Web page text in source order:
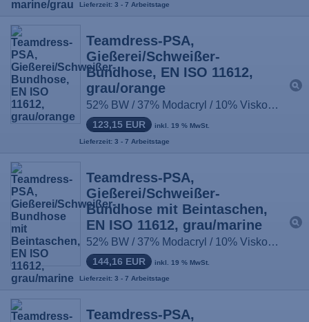
Lieferzeit: 3 - 7 Arbeitstage
Teamdress-PSA,
Gießerei/Schweißer-
Bundhose, EN ISO 11612,
grau/orange
52% BW / 37% Modacryl / 10% Viskose / 1% antist. Fasern, ca. 430g/m², Größe: 44-66, 90-114, 22-33
123,15 EUR inkl. 19 % MwSt.
Lieferzeit: 3 - 7 Arbeitstage
Teamdress-PSA,
Gießerei/Schweißer-
Bundhose mit Beintaschen,
EN ISO 11612, grau/marine
52% BW / 37% Modacryl / 10% Viskose / 1% antist. Fasern, ca. 430g/m², Größe: 44-66, 90-114, 22-33
144,16 EUR inkl. 19 % MwSt.
Lieferzeit: 3 - 7 Arbeitstage
Teamdress-PSA,